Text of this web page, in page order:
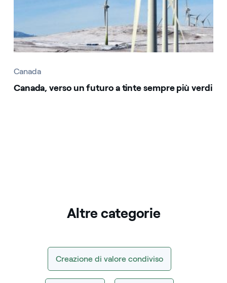
Canada
Canada, verso un futuro a tinte sempre più verdi
Altre categorie
Creazione di valore condiviso